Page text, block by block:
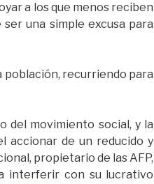
a los que menos reciben
una simple excusa para
población, recurriendo para
del movimiento social, y la
accionar de un reducido y
propietario de las AFP,
interferir con su lucrativo